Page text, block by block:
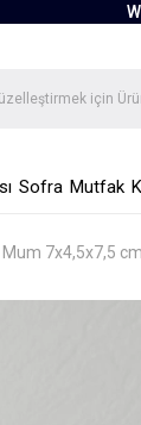
Sofra Mutfak
7x4,5x7,5 cm